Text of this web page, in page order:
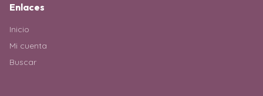
Enlaces
Inicio
Mi cuenta
Buscar